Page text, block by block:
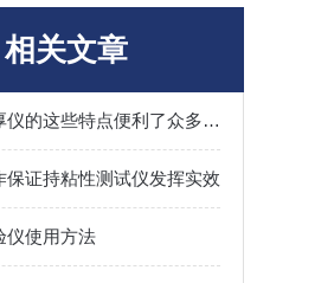
相关文章
壁厚测厚仪的这些特点便利了众多行业
保证持粘性测试仪发挥实效
仪使用方法